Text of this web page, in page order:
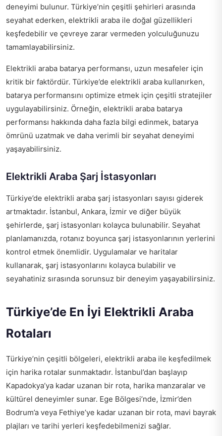
deneyimi bulunur. Türkiye’nin çeşitli şehirleri arasında
seyahat ederken, elektrikli araba ile doğal güzellikleri
keşfedebilir ve çevreye zarar vermeden yolculuğunuzu
tamamlayabilirsiniz.
Elektrikli araba batarya performansı, uzun mesafeler için
kritik bir faktördür. Türkiye’de elektrikli araba kullanırken,
batarya performansını optimize etmek için çeşitli stratejiler
uygulayabilirsiniz. Örneğin, elektrikli araba batarya
performansı hakkında daha fazla bilgi edinmek, batarya
ömrünü uzatmak ve daha verimli bir seyahat deneyimi
yaşayabilirsiniz.
Elektrikli Araba Şarj İstasyonları
Türkiye’de elektrikli araba şarj istasyonları sayısı giderek
artmaktadır. İstanbul, Ankara, İzmir ve diğer büyük
şehirlerde, şarj istasyonları kolayca bulunabilir. Seyahat
planlamanızda, rotanız boyunca şarj istasyonlarının yerlerini
kontrol etmek önemlidir. Uygulamalar ve haritalar
kullanarak, şarj istasyonlarını kolayca bulabilir ve
seyahatiniz sırasında sorunsuz bir deneyim yaşayabilirsiniz.
Türkiye’de En İyi Elektrikli Araba
Rotaları
Türkiye’nin çeşitli bölgeleri, elektrikli araba ile keşfedilmek
için harika rotalar sunmaktadır. İstanbul’dan başlayıp
Kapadokya’ya kadar uzanan bir rota, harika manzaralar ve
kültürel deneyimler sunar. Ege Bölgesi’nde, İzmir’den
Bodrum’a veya Fethiye’ye kadar uzanan bir rota, mavi bayrak
plajları ve tarihi yerleri keşfedebilmenizi sağlar.